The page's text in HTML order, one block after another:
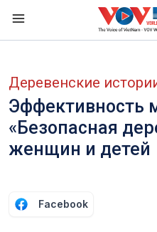
Деревенские
Эффективность
«Безопасная
женщин и детей
Facebook